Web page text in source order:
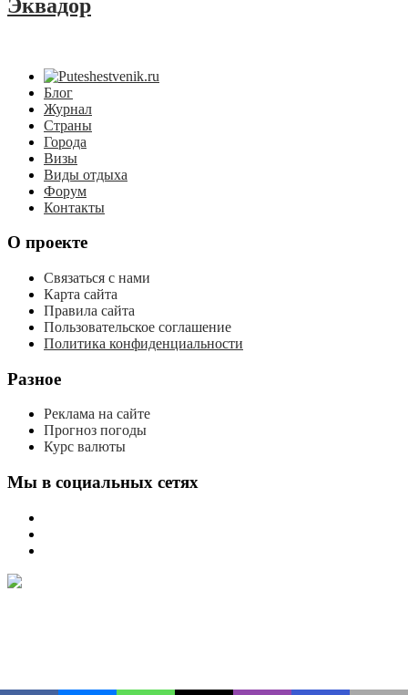
Эквадор
Блог
Журнал
Страны
Города
Визы
Виды отдыха
Форум
Контакты
О проекте
Связаться с нами
Карта сайта
Правила сайта
Пользовательское соглашение
Политика конфиденциальности
Разное
Реклама на сайте
Прогноз погоды
Курс валюты
Мы в социальных сетях